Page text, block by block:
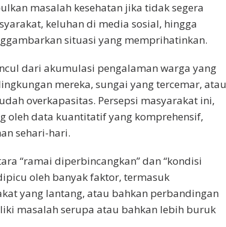
masalah kesehatan jika tidak segera
keluhan di media sosial, hingga
situasi yang memprihatinkan.
dari akumulasi pengalaman warga yang
mereka, sungai yang tercemar, atau
overkapasitas. Persepsi masyarakat ini,
oleh data kuantitatif yang komprehensif,
sehari-hari.
“ramai diperbincangkan” dan “kondisi
oleh banyak faktor, termasuk
yang lantang, atau bahkan perbandingan
masalah serupa atau bahkan lebih buruk